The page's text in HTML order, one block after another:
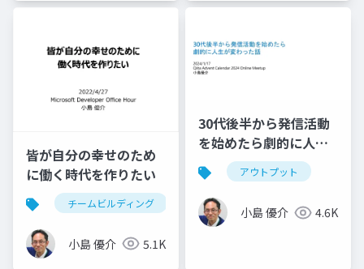
皆が自分の幸せのため
に働く時代を作りたい
チームビルディング ハピネスチームビルディング
小島 優介 5.1K
30代後半から発信活動
を始めたら劇的に人生
が変わった話
アウトプット
小島 優介 4.6K